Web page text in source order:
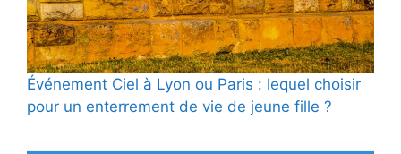
Événement Ciel à Lyon ou Paris : lequel choisir
pour un enterrement de vie de jeune fille ?